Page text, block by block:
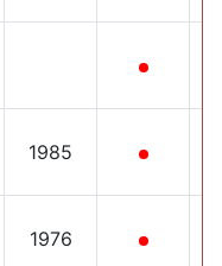
1985
1976